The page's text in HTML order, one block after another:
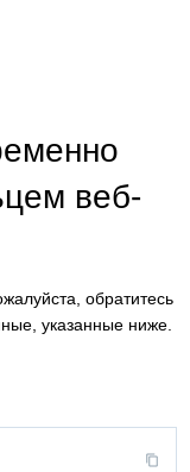
веб-
обратитесь
указанные ниже.